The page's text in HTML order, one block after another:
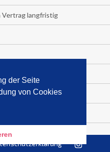
der Seite
von Cookies
Vertrag langfristig
Zusammenarbeit